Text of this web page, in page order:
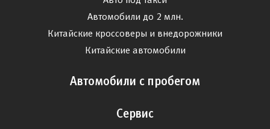
Автомобили до 2 млн.
Китайские кроссоверы и внедорожники
Китайские автомобили
Автомобили с пробегом
Сервис